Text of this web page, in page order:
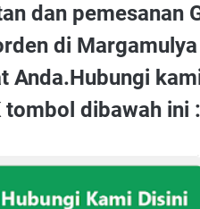
dan pemesanan
di
Anda.Hubungi
tombol dibawah ini :